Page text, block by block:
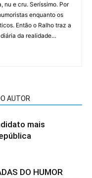
nu e cru. Seríssimo. Por
enquanto os
Então o Ralho traz a
da realidade…
AUTOR
mais
DO HUMOR